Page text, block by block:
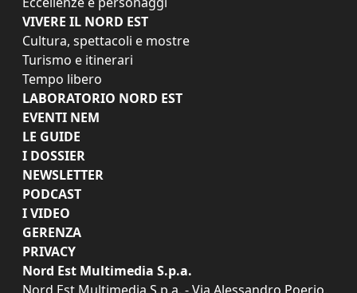
VIVERE IL NORD EST
Cultura, spettacoli e mostre
Turismo e itinerari
Tempo libero
LABORATORIO NORD EST
EVENTI NEM
LE GUIDE
I DOSSIER
NEWSLETTER
PODCAST
I VIDEO
GERENZA
PRIVACY
Nord Est Multimedia S.p.a.